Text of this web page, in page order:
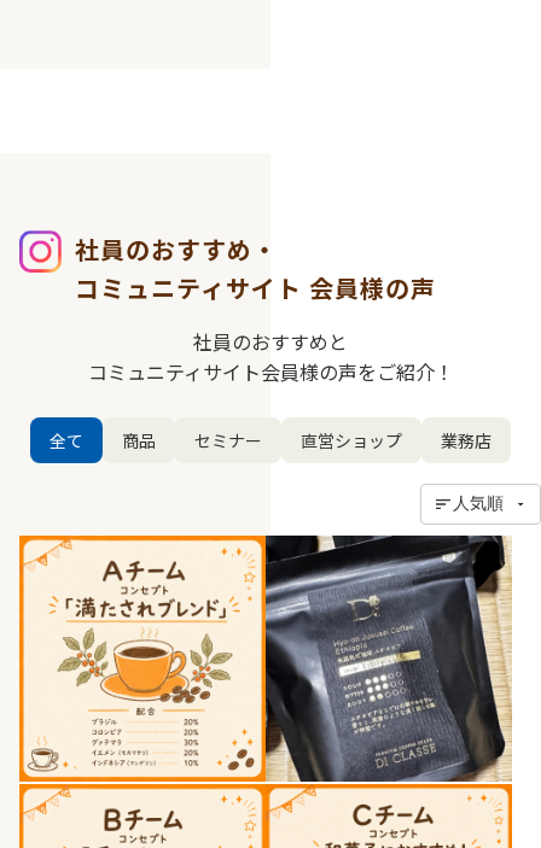
社員のおすすめ・
コミュニティサイト 会員様の声
社員のおすすめと
コミュニティサイト会員様の声をご紹介！
全て 商品 セミナー 直営ショップ 業務店
人気順